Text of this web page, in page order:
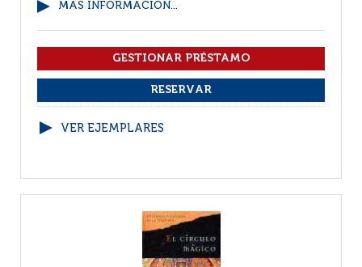
MÁS INFORMACIÓN...
VER EJEMPLARES